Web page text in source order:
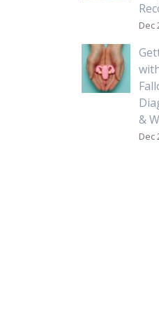
Dec
&
Dec